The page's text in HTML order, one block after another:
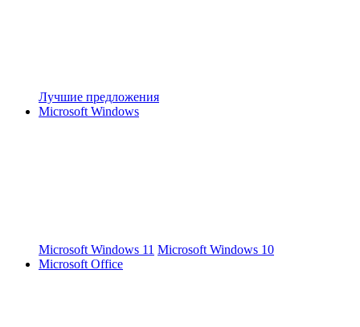
Лучшие предложения
Microsoft Windows
Microsoft Windows 11 Microsoft Windows 10
Microsoft Office